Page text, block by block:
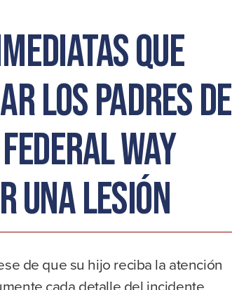
que
los padres de
Way
lesión
de que su hijo reciba la atención
cada detalle del incidente,